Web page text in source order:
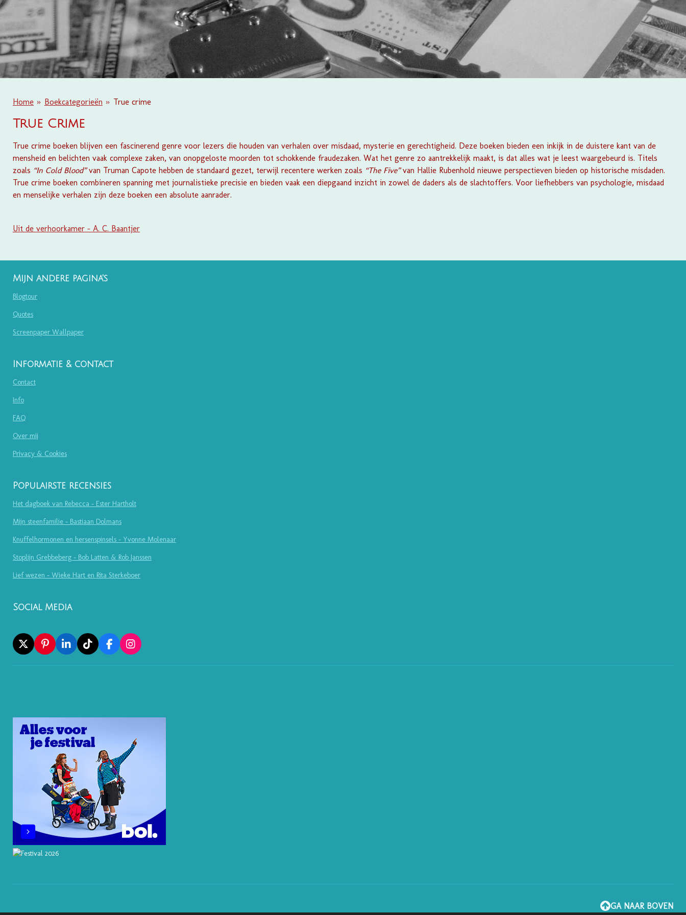
Home » Boekcategorieën » True crime
True Crime
True crime boeken blijven een fascinerend genre voor lezers die houden van verhalen over misdaad, mysterie en gerechtigheid. Deze boeken bieden een inkijk in de duistere kant van de
mensheid en belichten vaak complexe zaken, van onopgeloste moorden tot schokkende fraudezaken. Wat het genre zo aantrekkelijk maakt, is dat alles wat je leest waargebeurd is. Titels
zoals “In Cold Blood”van Truman Capote hebben de standaard gezet, terwijl recentere werken zoals “The Five”van Hallie Rubenhold nieuwe perspectieven bieden op historische misdaden.
True crime boeken combineren spanning met journalistieke precisie en bieden vaak een diepgaand inzicht in zowel de daders als de slachtoffers. Voor liefhebbers van psychologie, misdaad
en menselijke verhalen zijn deze boeken een absolute aanrader.
Uit de verhoorkamer - A. C. Baantjer
Mijn andere pagina's
Blogtour
Quotes
Screenpaper Wallpaper
Informatie & contact
Contact
Info
FAQ
Over mij
Privacy & Cookies
Populairste recensies
Het dagboek van Rebecca - Ester Hartholt
Mijn steenfamilie - Bastiaan Dolmans
Knuffelhormonen en hersenspinsels - Yvonne Molenaar
Stoplijn Grebbeberg - Bob Latten & Rob Janssen
Lief wezen - Wieke Hart en Rita Sterkeboer
Social Media
X
P
I
N
S
T
L
I
N
N
T
I
K
F
A
C
K
I
N
S
A
GA NAAR BOVEN